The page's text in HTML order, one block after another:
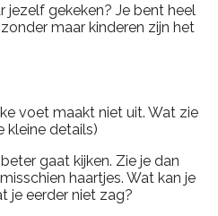
jezelf gekeken? Je bent heel
maar kinderen zijn het
voet maakt niet uit. Wat zie
kleine details)
gaat kijken. Zie je dan
haartjes. Wat kan je
je eerder niet zag?